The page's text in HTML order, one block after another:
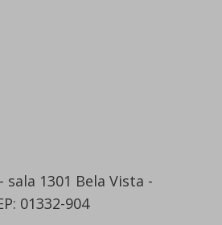
sala 1301 Bela Vista -
01332-904